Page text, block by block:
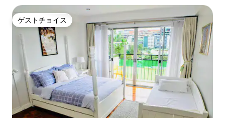
ゲストチョイス
ゲストチョイス